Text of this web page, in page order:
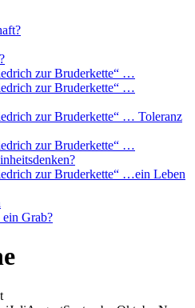
zur Bruderkette“ …
zur Bruderkette“ …
zur Bruderkette“ … Toleranz
zur Bruderkette“ …
zur Bruderkette“ …ein Leben
Grab?